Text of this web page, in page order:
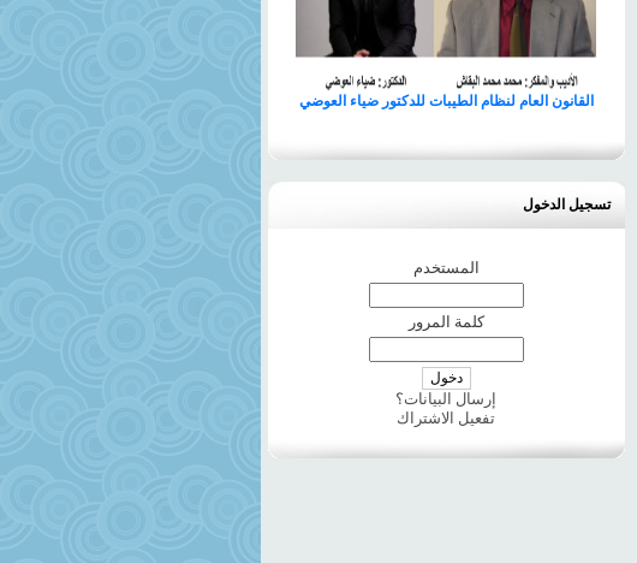
القانون العام لنظام الطيبات للدكتور ضياء العوضي
تسجيل الدخول
المستخدم
كلمة المرور
إرسال البيانات؟
تفعيل الاشتراك